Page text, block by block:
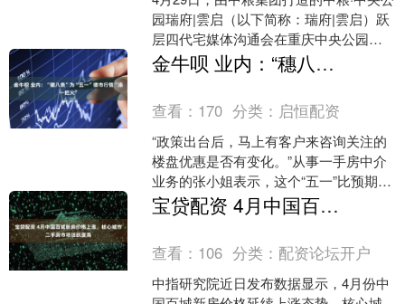
园瑞府|雲启（以下简称：瑞府|雲启）跃
层四代宅媒体沟通会在重庆中央公园举
行。活动吸引多家主流媒体及行业人士
到场，围绕“好....
金牛呗 业内：“穗八条”为“五一”楼市行情“添一把火”
查看： 170 分类： 启恒配资
“政策出台后，马上有客户来咨询关注的
楼盘优惠是否有变化。”从事一手房中介
业务的张小姐表示，这个“五一”比预期的
更忙。“五一”假期，广州发布《关于进一
步促进房地产....
宝贷配资 4月中国百城新房价格上涨，核心城市二手房市场活跃度高
查看： 106 分类： 配资论坛开户
中指研究院近日发布数据显示，4月份中